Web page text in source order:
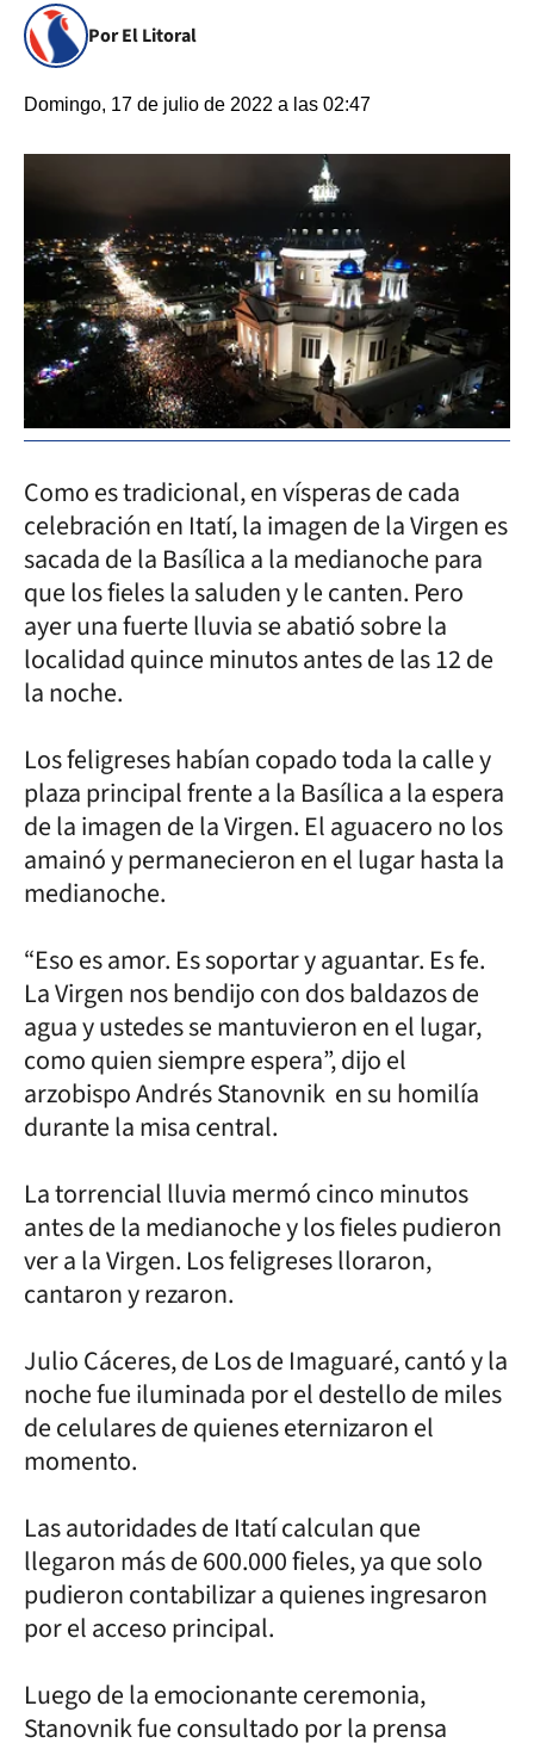
Por El Litoral
Domingo, 17 de julio de 2022 a las 02:47
Como es tradicional, en vísperas de cada
celebración en Itatí, la imagen de la Virgen es
sacada de la Basílica a la medianoche para
que los fieles la saluden y le canten. Pero
ayer una fuerte lluvia se abatió sobre la
localidad quince minutos antes de las 12 de
la noche.
Los feligreses habían copado toda la calle y
plaza principal frente a la Basílica a la espera
de la imagen de la Virgen. El aguacero no los
amainó y permanecieron en el lugar hasta la
medianoche.
“Eso es amor. Es soportar y aguantar. Es fe.
La Virgen nos bendijo con dos baldazos de
agua y ustedes se mantuvieron en el lugar,
como quien siempre espera”, dijo el
arzobispo Andrés Stanovnik en su homilía
durante la misa central.
La torrencial lluvia mermó cinco minutos
antes de la medianoche y los fieles pudieron
ver a la Virgen. Los feligreses lloraron,
cantaron y rezaron.
Julio Cáceres, de Los de Imaguaré, cantó y la
noche fue iluminada por el destello de miles
de celulares de quienes eternizaron el
momento.
Las autoridades de Itatí calculan que
llegaron más de 600.000 fieles, ya que solo
pudieron contabilizar a quienes ingresaron
por el acceso principal.
Luego de la emocionante ceremonia,
Stanovnik fue consultado por la prensa